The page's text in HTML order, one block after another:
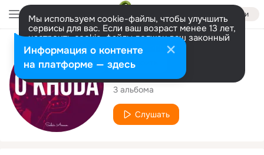
Войти
Мы используем cookie-файлы, чтобы улучшить
сервисы для вас. Если ваш возраст менее 13 лет,
настроить cookie-файлы должен ваш законный
представитель. Больше информации
Разрешить все Настроить
Исполнитель
Sabir Aman
3 альбома
Слушать
Информация о контенте
на платформе — здесь